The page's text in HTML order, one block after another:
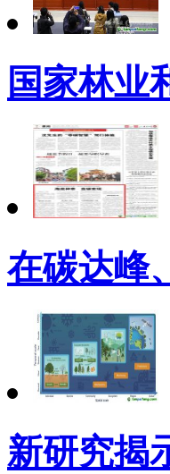
国家林业
在碳达峰
新研究揭